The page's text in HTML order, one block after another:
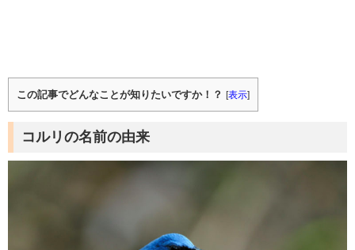
この記事でどんなことが知りたいですか！？ [表示]
コルリの名前の由来